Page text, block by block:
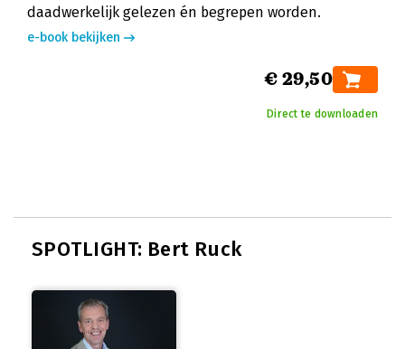
daadwerkelijk gelezen én begrepen worden.
e-book bekijken
€ 29,50
Direct te downloaden
SPOTLIGHT: Bert Ruck